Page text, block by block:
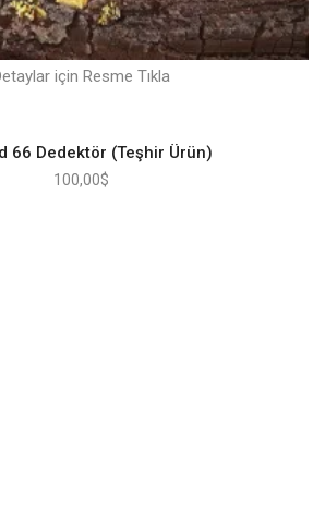
için Resme Tıkla
66 Dedektör (Teşhir Ürün)
100,00$